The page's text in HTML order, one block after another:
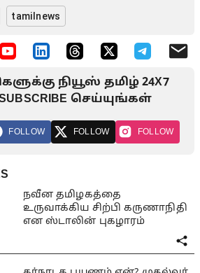
tamilnews
நியூஸ் தமிழ் 24X7
செய்யுங்கள்
FOLLOW FOLLOW FOLLOW
நவீன தமிழகத்தை
உருவாக்கிய சிற்பி கருணாநிதி
என ஸ்டாலின் புகழாரம்